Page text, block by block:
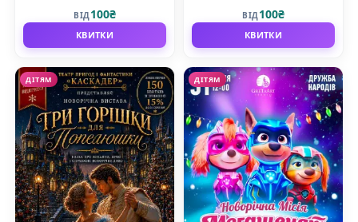
драматичний театр імені Т. Г.
Шевченка
ВІД100₴
КВИТКИ
драматичний театр імені Т. Г.
Шевченка
ВІД100₴
КВИТКИ
ДІТЯМ ДІТЯМ